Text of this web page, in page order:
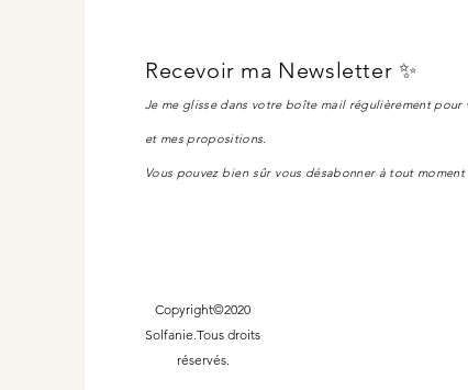
Recevoir ma Newsletter ✨
Je me glisse dans votre boîte mail régulièrement pour
et mes propositions.
Vous pouvez bien sûr vous désabonner à tout
Copyright©2020
Solfanie.Tous droits
réservés.